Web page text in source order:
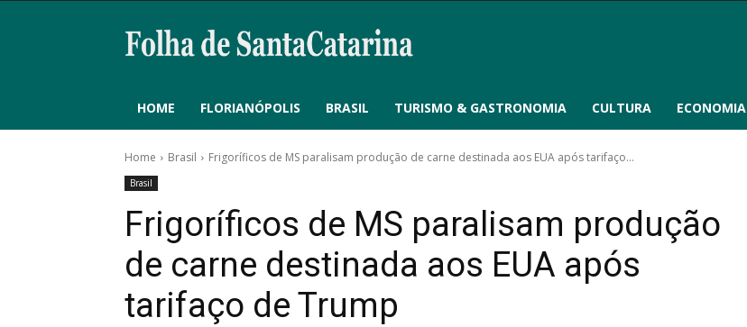
HOME FLORIANÓPOLIS BRASIL TURISMO & GASTRONOMIA CULTURA ECONOMIA
Home Brasil Frigoríficos de MS paralisam produção de carne destinada aos EUA após tarifaço...
Brasil
Frigoríficos de MS paralisam produção
de carne destinada aos EUA após
tarifaço de Trump